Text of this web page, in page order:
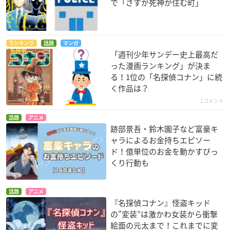
で「さすが死神が住む町」
ランキング 話題 マンガ
「週刊少年サンデー史上最高だ
った漫画ランキング」が決ま
る！1位の「名探偵コナン」に続
く作品は？
1コメント
話題 アニメ
跡部景吾・鈴木園子など富豪キ
ャラによるお金持ちエピソー
ド！億単位のお金を動かすびっ
くり行動も
話題 アニメ
『名探偵コナン』怪盗キッド
の“変装”は激かわ女装から衝撃
絵面の元太まで！これまでに変